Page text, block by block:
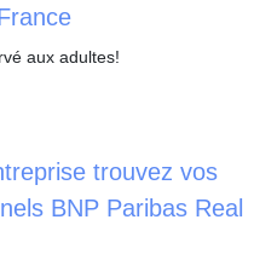
aux adultes!
trouvez vos
BNP Paribas Real